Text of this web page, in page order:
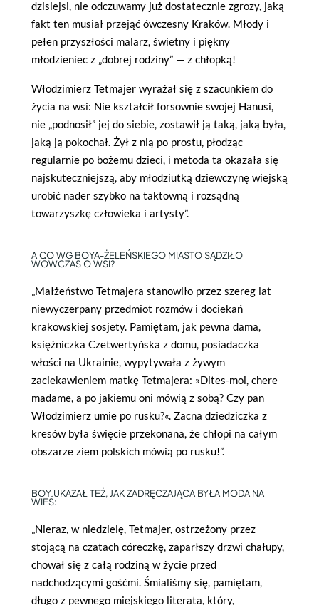
dzisiejsi, nie odczuwamy już dostatecznie zgrozy, jaką
fakt ten musiał przejąć ówczesny Kraków. Młody i
pełen przyszłości malarz, świetny i piękny
młodzieniec z „dobrej rodziny” — z chłopką!
Włodzimierz Tetmajer wyrażał się z szacunkiem do
życia na wsi: Nie kształcił forsownie swojej Hanusi,
nie „podnosił” jej do siebie, zostawił ją taką, jaką była,
jaką ją pokochał. Żył z nią po prostu, płodząc
regularnie po bożemu dzieci, i metoda ta okazała się
najskuteczniejszą, aby młodziutką dziewczynę wiejską
urobić nader szybko na taktowną i rozsądną
towarzyszkę człowieka i artysty”.
A CO WG BOYA-ŻELEŃSKIEGO MIASTO SĄDZIŁO
WÓWCZAS O WSI?
„Małżeństwo Tetmajera stanowiło przez szereg lat
niewyczerpany przedmiot rozmów i dociekań
krakowskiej sosjety. Pamiętam, jak pewna dama,
księżniczka Czetwertyńska z domu, posiadaczka
włości na Ukrainie, wypytywała z żywym
zaciekawieniem matkę Tetmajera: »Dites-moi, chere
madame, a po jakiemu oni mówią z sobą? Czy pan
Włodzimierz umie po rusku?«. Zacna dziedziczka z
kresów była święcie przekonana, że chłopi na całym
obszarze ziem polskich mówią po rusku!”.
BOY UKAZAŁ TEŻ, JAK ZADRĘCZAJĄCA BYŁA MODA NA
WIEŚ:
„Nieraz, w niedzielę, Tetmajer, ostrzeżony przez
stojącą na czatach córeczkę, zaparłszy drzwi chałupy,
chował się z całą rodziną w życie przed
nadchodzącymi gośćmi. Śmialiśmy się, pamiętam,
długo z pewnego miejskiego literata, który,